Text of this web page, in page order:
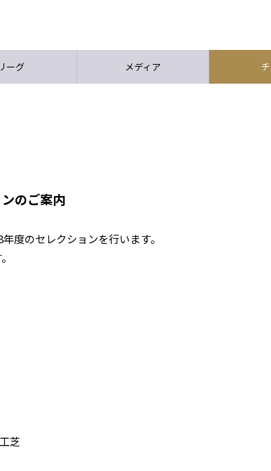
リーグ メディア
のご案内
度のセレクションを行います。
芝